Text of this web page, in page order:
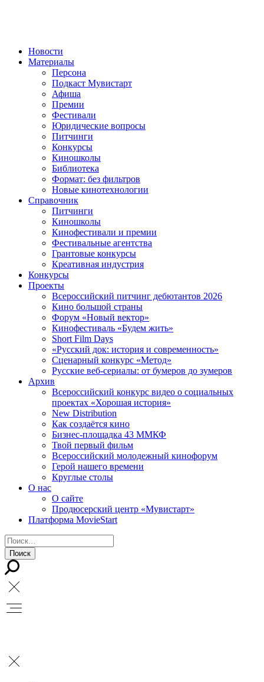
Новости
Материалы
Персона
Подкаст Мувистарт
Афиша
Премии
Фестивали
Юридические вопросы
Питчинги
Конкурсы
Киношколы
Библиотека
Формат: без фильтров
Новые кинотехнологии
Справочник
Питчинги
Киношколы
Кинофестивали и премии
Фестивальные агентства
Грантовые конкурсы
Креативная индустрия
Конкурсы
Проекты
Всероссийский питчинг дебютантов 2026
Кино большой страны
Форум «Новый вектор»
Кинофестиваль «Будем жить»
Short Film Days
«Русский док: история и современность»
Сценарный конкурс «Метод»
Русские веб-сериалы: от бумеров до зумеров
Архив
Всероссийский конкурс видео о социальных
проектах «Хорошая история»
New Distribution
Как создаётся кино
Бизнес-площадка 43 ММКФ
Твой первый фильм
Всероссийский молодежный кинофорум
Герой нашего времени
Круглые столы
О нас
О сайте
Продюсерский центр «Мувистарт»
Платформа MovieStart